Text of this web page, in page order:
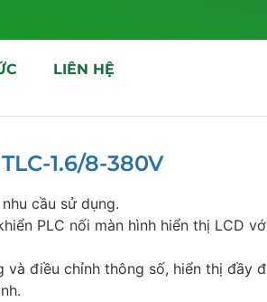
LIÊN HỆ
1.6/8-380V
cầu sử dụng.
PLC nối màn hình hiển thị LCD
và điều chỉnh thông số, hiển thị đầy